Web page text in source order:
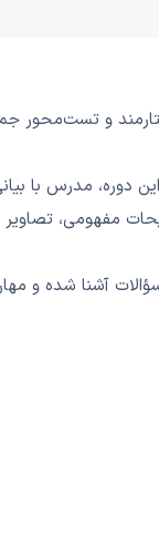
و تست‌محور
مدرس با بیانی
مفهومی، تصاویر
آشنا شده و